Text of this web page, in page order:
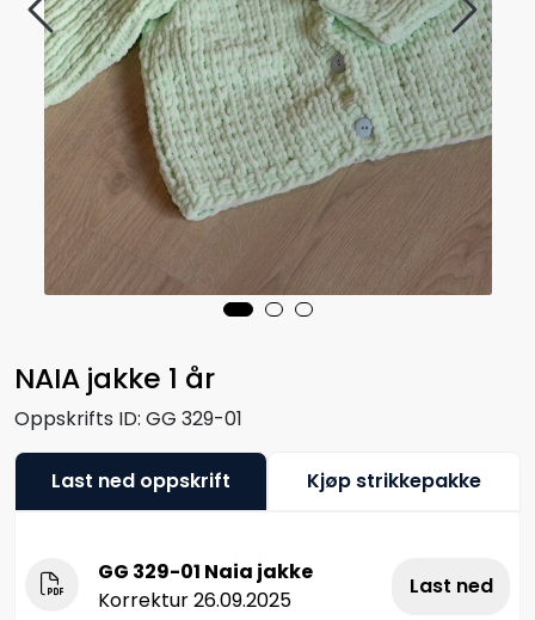
NAIA jakke 1 år
Oppskrifts ID: GG 329-01
Last ned oppskrift Kjøp strikkepakke
GG 329-01 Naia jakke
Korrektur 26.09.2025
Last ned